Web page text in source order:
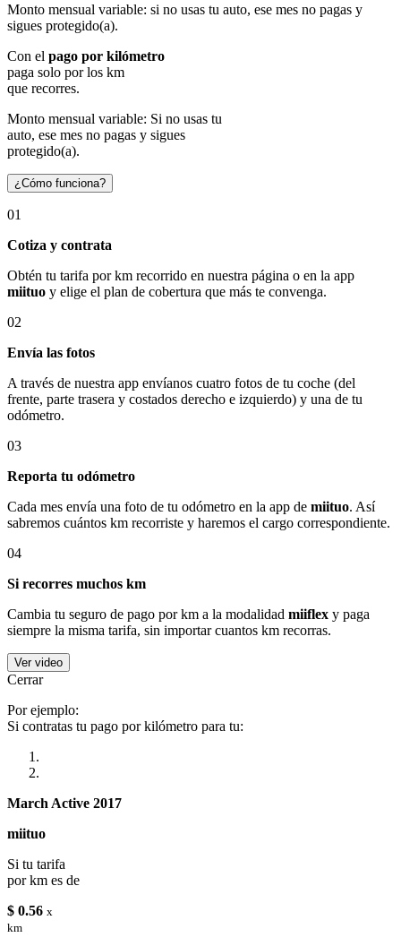
Monto mensual variable: si no usas tu auto, ese mes no pagas y
sigues protegido(a).
Con el pago por kilómetro
paga solo por los km
que recorres.
Monto mensual variable: Si no usas tu
auto, ese mes no pagas y sigues
protegido(a).
¿Cómo funciona?
01
Cotiza y contrata
Obtén tu tarifa por km recorrido en nuestra página o en la app
miituo y elige el plan de cobertura que más te convenga.
02
Envía las fotos
A través de nuestra app envíanos cuatro fotos de tu coche (del
frente, parte trasera y costados derecho e izquierdo) y una de tu
odómetro.
03
Reporta tu odómetro
Cada mes envía una foto de tu odómetro en la app de miituo. Así
sabremos cuántos km recorriste y haremos el cargo correspondiente.
04
Si recorres muchos km
Cambia tu seguro de pago por km a la modalidad miiflex y paga
siempre la misma tarifa, sin importar cuantos km recorras.
Ver video
Cerrar
Por ejemplo:
Si contratas tu pago por kilómetro para tu:
March Active 2017
miituo
Si tu tarifa
por km es de
$ 0.56 x
km